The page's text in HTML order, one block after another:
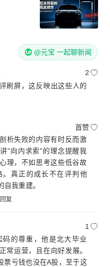
@元宝 一起聊新闻
2
刷屏，这反映出这些人的
首赞
析失败的内容有时反而激
"向内求索"的理念提醒我
理，不如思考这些低谷故
真正的成长不在评判他
自我重建。
回复
1
的尊重，他是北大毕业
常运营，且在向好发展。
票亏钱也没在A股，至于这